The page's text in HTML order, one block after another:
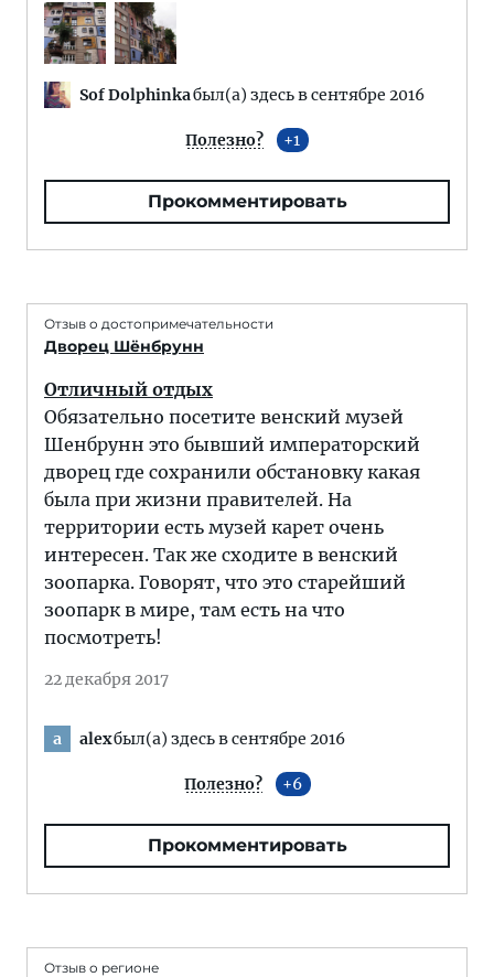
Sof Dolphinkaбыл(а) здесь в сентябре 2016
Полезно? 1
Прокомментировать
Отзыв о достопримечательности
Дворец Шёнбрунн
Отличный отдых
Обязательно посетите венский музей
Шенбрунн это бывший императорский
дворец где сохранили обстановку какая
была при жизни правителей. На
территории есть музей карет очень
интересен. Так же сходите в венский
зоопарка. Говорят, что это старейший
зоопарк в мире, там есть на что
посмотреть!
22 декабря 2017
a alexбыл(а) здесь в сентябре 2016
Полезно? 6
Прокомментировать
Отзыв о регионе